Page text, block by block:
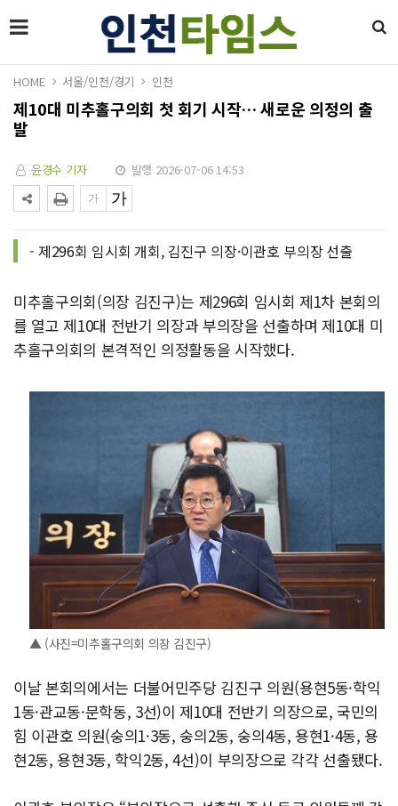
HOME 서울/인천/경기 인천
제10대 미추홀구의회 첫 회기 시작… 새로운 의정의 출
발
윤경수 기자 발행 2026-07-06 14:53
- 제296회 임시회 개회, 김진구 의장·이관호 부의장 선출
미추홀구의회(의장 김진구)는 제296회 임시회 제1차 본회의
를 열고 제10대 전반기 의장과 부의장을 선출하며 제10대 미
추홀구의회의 본격적인 의정활동을 시작했다.
▲ (사진=미추홀구의회 의장 김진구)
이날 본회의에서는 더불어민주당 김진구 의원(용현5동·학익
1동·관교동·문학동, 3선)이 제10대 전반기 의장으로, 국민의
힘 이관호 의원(숭의1·3동, 숭의2동, 숭의4동, 용현1·4동, 용
현2동, 용현3동, 학익2동, 4선)이 부의장으로 각각 선출됐다.